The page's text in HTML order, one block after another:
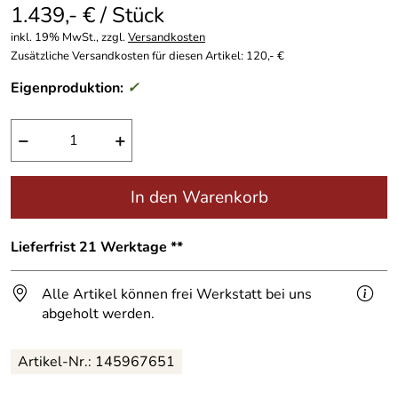
1.439,- € / Stück
inkl. 19% MwSt., zzgl.Versandkosten
Zusätzliche Versandkosten für diesen Artikel: 120,- €
Eigenproduktion: ✓
− +
In den Warenkorb
Lieferfrist 21 Werktage **
Alle Artikel können frei Werkstatt bei uns
abgeholt werden.
Artikel-Nr.: 145967651